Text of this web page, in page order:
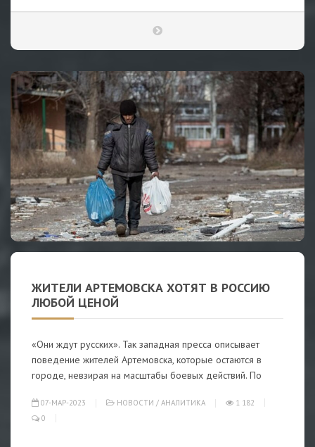
ЖИТЕЛИ АРТЕМОВСКА ХОТЯТ В РОССИЮ
ЛЮБОЙ ЦЕНОЙ
«Они ждут русских». Так западная пресса описывает
поведение жителей Артемовска, которые остаются в
городе, невзирая на масштабы боевых действий. По
07-МАР-2023 НОВОСТИ / АНАЛИТИКА
1 182
0